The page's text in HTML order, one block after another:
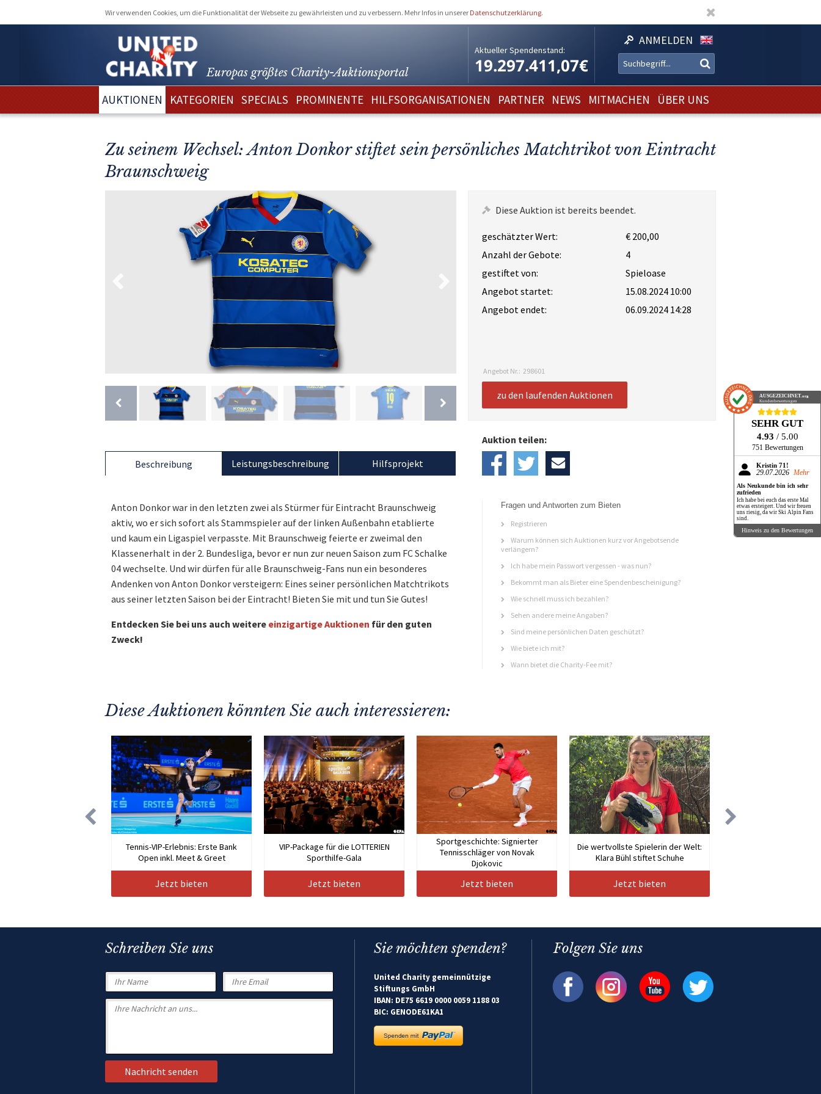
Wir verwenden Cookies, um die Funktionalität der Webseite zu gewährleisten und zu verbessern. Mehr Infos in unserer Datenschutzerklärung.
Europas größtes Charity-Auktionsportal
Aktueller Spendenstand:
19.297.411,07€
ANMELDEN
AUKTIONEN KATEGORIEN SPECIALS PROMINENTE HILFSORGANISATIONEN PARTNER NEWS MITMACHEN ÜBER UNS
Zu seinem Wechsel: Anton Donkor stiftet sein persönliches Matchtrikot von Eintracht
Braunschweig
Diese Auktion ist bereits beendet.
geschätzter Wert:
€ 200,00
Anzahl der Gebote:
4
gestiftet von:
Spieloase
Angebot startet:
15.08.2024 10:00
Angebot endet:
06.09.2024 14:28
Angebot Nr.: 298601
zu den laufenden Auktionen
Beschreibung
Anton Donkor war in den letzten zwei als Stürmer für Eintracht Braunschweig
aktiv, wo er sich sofort als Stammspieler auf der linken Außenbahn etablierte
und kaum ein Ligaspiel verpasste. Mit Braunschweig feierte er zweimal den
Klassenerhalt in der 2. Bundesliga, bevor er nun zur neuen Saison zum FC Schalke
04 wechselte. Und wir dürfen für alle Braunschweig-Fans nun ein besonderes
Andenken von Anton Donkor versteigern: Eines seiner persönlichen Matchtrikots
aus seiner letzten Saison bei der Eintracht! Bieten Sie mit und tun Sie Gutes!
Entdecken Sie bei uns auch weitere einzigartige Auktionen für den guten
Zweck!
Leistungsbeschreibung Hilfsprojekt
Auktion teilen:
Fragen und Antworten zum Bieten
Registrieren
Warum können sich Auktionen kurz vor Angebotsende
verlängern?
Ich habe mein Passwort vergessen - was nun?
Bekommt man als Bieter eine Spendenbescheinigung?
Wie schnell muss ich bezahlen?
Sehen andere meine Angaben?
Sind meine persönlichen Daten geschützt?
Wie biete ich mit?
Wann bietet die Charity-Fee mit?
Diese Auktionen könnten Sie auch interessieren:
Tennis-VIP-Erlebnis: Erste Bank
Open inkl. Meet & Greet
Jetzt bieten
VIP-Package für die LOTTERIEN
Sporthilfe-Gala
Jetzt bieten
Sportgeschichte: Signierter
Tennisschläger von Novak
Djokovic
Jetzt bieten
Die wertvollste Spielerin der Welt:
Klara Bühl stiftet Schuhe
Jetzt bieten
Schreiben Sie uns Sie möchten spenden?
United Charity gemeinnützige
Stiftungs GmbH
IBAN: DE75 6619 0000 0059 1188 03
BIC: GENODE61KA1
Folgen Sie uns
AUSGEZEICHNET.org
Kundenbewertungen
SEHR GUT
4.93 / 5.00
751 Bewertungen
Kristin 71!
29.07.2026 Mehr
Als Neukunde bin ich sehr
zufrieden
Ich habe bei euch das erste Mal
etwas ersteigert. Und wir freuen
uns riesig, da wir Ski Alpin Fans
sind.
Hinweis zu den Bewertungen